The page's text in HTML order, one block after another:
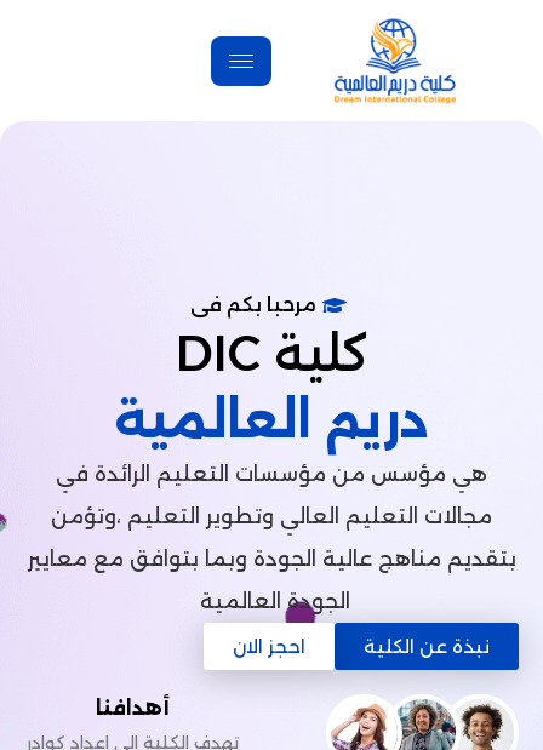
مرحبا بكم فى
العالمية
من مؤسسات التعليم الرائدة في
العالي وتطوير التعليم ،وتؤمن
عالية الجودة وبما بتوافق مع معايير
الجودة العالمية
احجز الان
تهدف الكلية إلى إعداد كوادر